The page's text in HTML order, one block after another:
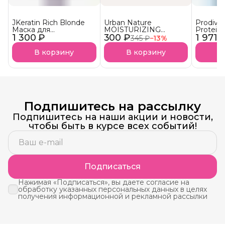
1 300 ₽
JKeratin Rich Blonde
Маска для
осветленных волос
Уход & нейтрализация
желтизны СКОРО В
НАЛИЧИИ!
В корзину
300 ₽345 ₽−13%
Urban Nature
MOISTURIZING
Кондиционер
Увлажняющий АКЦИЯ!
В корзину
1 971
Protein
Подпишитесь на рассылку
Подпишитесь на наши акции и новости,
чтобы быть в курсе всех событий!
Подписаться
Нажимая «Подписаться», вы даете согласие на
обработку указанных персональных данных в целях
получения информационной и рекламной рассылки